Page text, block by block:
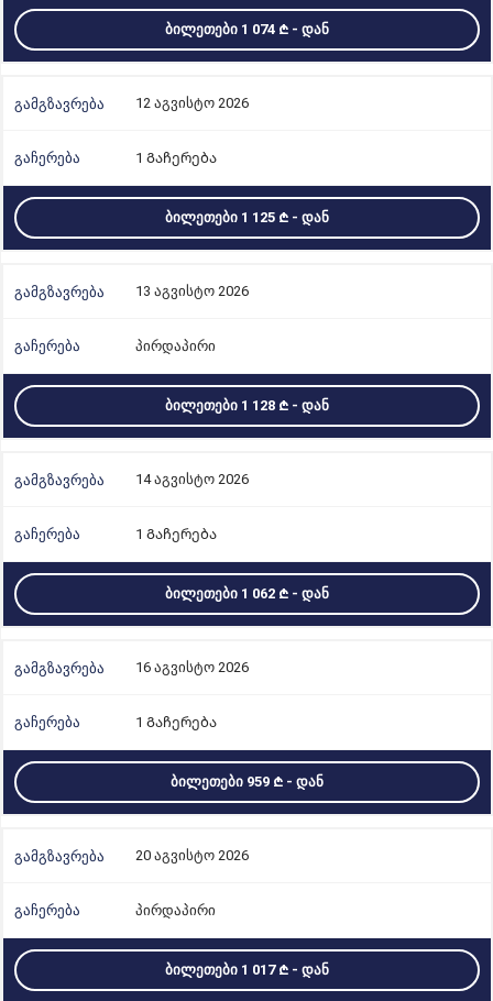
ᲑᲘᲚᲔᲗᲔᲑᲘ 1 074 - ᲓᲐᲜ
12 აგვისტო 2026
1 Გაჩერება
ᲑᲘᲚᲔᲗᲔᲑᲘ 1 125 - ᲓᲐᲜ
13 აგვისტო 2026
პირდაპირი
ᲑᲘᲚᲔᲗᲔᲑᲘ 1 128 - ᲓᲐᲜ
14 აგვისტო 2026
1 Გაჩერება
ᲑᲘᲚᲔᲗᲔᲑᲘ 1 062 - ᲓᲐᲜ
16 აგვისტო 2026
1 Გაჩერება
ᲑᲘᲚᲔᲗᲔᲑᲘ 959 - ᲓᲐᲜ
20 აგვისტო 2026
პირდაპირი
ᲑᲘᲚᲔᲗᲔᲑᲘ 1 017 - ᲓᲐᲜ